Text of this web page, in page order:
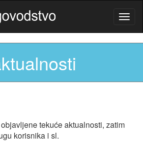
tekuće aktualnosti, zatim
korisnika i sl.